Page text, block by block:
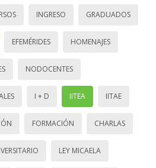
INGRESO GRADUADOS
EFEMÉRIDES HOMENAJES
NODOCENTES
I + D IITEA IITAE
FORMACIÓN CHARLAS
LEY MICAELA